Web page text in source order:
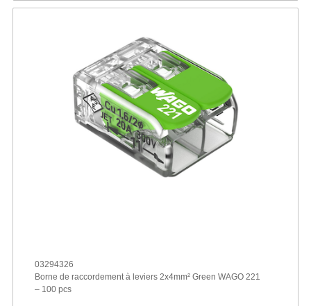
03294326
Borne de raccordement à leviers 2x4mm² Green WAGO 221
– 100 pcs